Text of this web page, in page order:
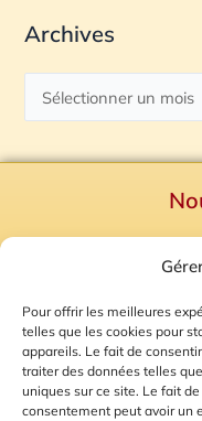
Pour offrir les meilleures
telles que les cookies pour
appareils. Le fait de
traiter des données telles
uniques sur ce site. Le fait
consentement peut avoir un
Archives
Mentions